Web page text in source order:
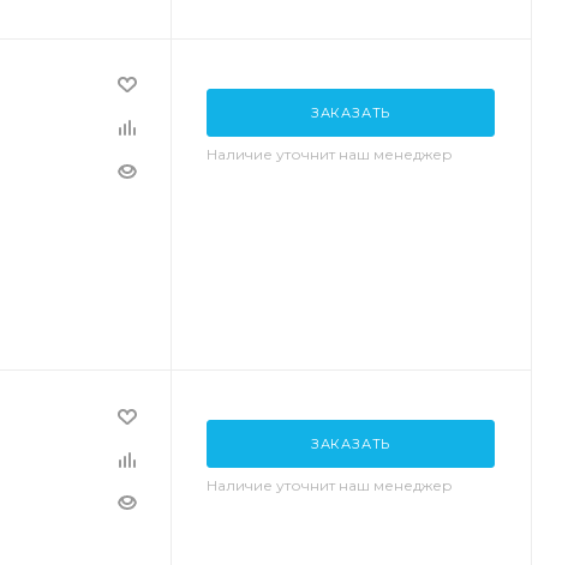
ЗАКАЗАТЬ
Наличие уточнит наш менеджер
ЗАКАЗАТЬ
Наличие уточнит наш менеджер